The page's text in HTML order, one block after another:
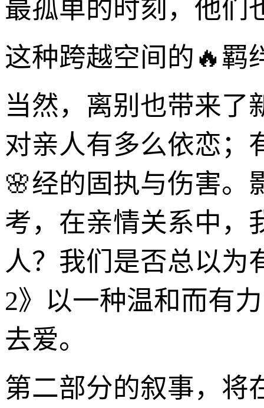
最孤单的时刻，他们
这种跨越空间的🔥羁
当然，离别也带来了
对亲人有多么依恋；
🌸经的固执与伤害。
考，在亲情关系中，
人？我们是否总以为
2》以一种温和而有
去爱。
第二部分的叙事，将